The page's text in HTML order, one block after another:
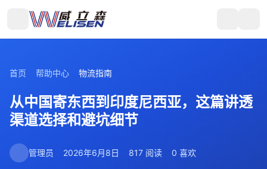
首页 帮助中心 物流指南
从中国寄东西到印度尼西亚，这篇讲透
渠道选择和避坑细节
管理员 2026年6月8日 817 阅读 0 喜欢